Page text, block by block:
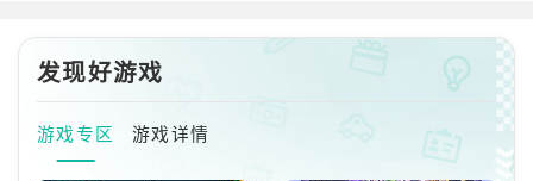
持续5秒。保持当前场上角色的生
命值在85%以上时，支持率将持续
上升。【下半场】①角色造成的
增益【上半场】提升支持率，为下
半场的战斗获得可叠加的增益。每
次施放元素爆发时，支持率都将会
上升。【下半场】①角色造成的
伤害提升20%。角色触发蒸发、融
化反应时，将在命中的位置释放
发现好游戏
游戏专区 游戏详情